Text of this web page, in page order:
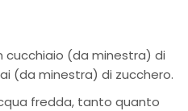
(da minestra) di
(da minestra) di zucchero.
fredda, tanto quanto